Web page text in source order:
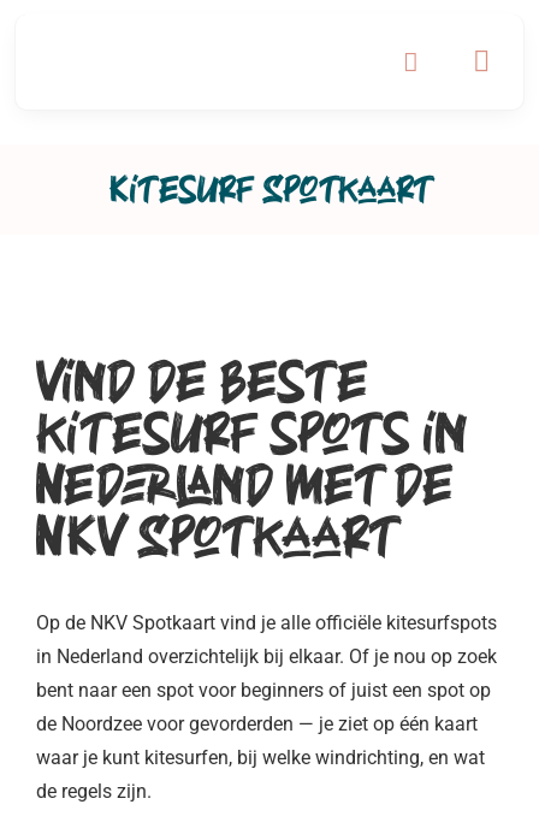
Kitesurf Spotkaart
Vind de beste
kitesurf spots in
Nederland met de
NKV Spotkaart
Op de NKV Spotkaart vind je alle officiële kitesurfspots
in Nederland overzichtelijk bij elkaar. Of je nou op zoek
bent naar een spot voor beginners of juist een spot op
de Noordzee voor gevorderden — je ziet op één kaart
waar je kunt kitesurfen, bij welke windrichting, en wat
de regels zijn.